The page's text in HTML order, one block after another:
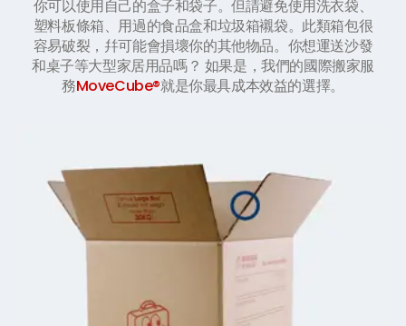
你可以使用自己的盒子和袋子。但請避免使用洗衣袋、
塑料板條箱、用過的食品盒和垃圾箱襯袋。此類箱包很
容易破裂，幷可能會損壞你的其他物品。你想運送沙發
和桌子等大型家居用品嗎？ 如果是，我們的國際搬家服
務MoveCube®就是你最具成本效益的選擇。